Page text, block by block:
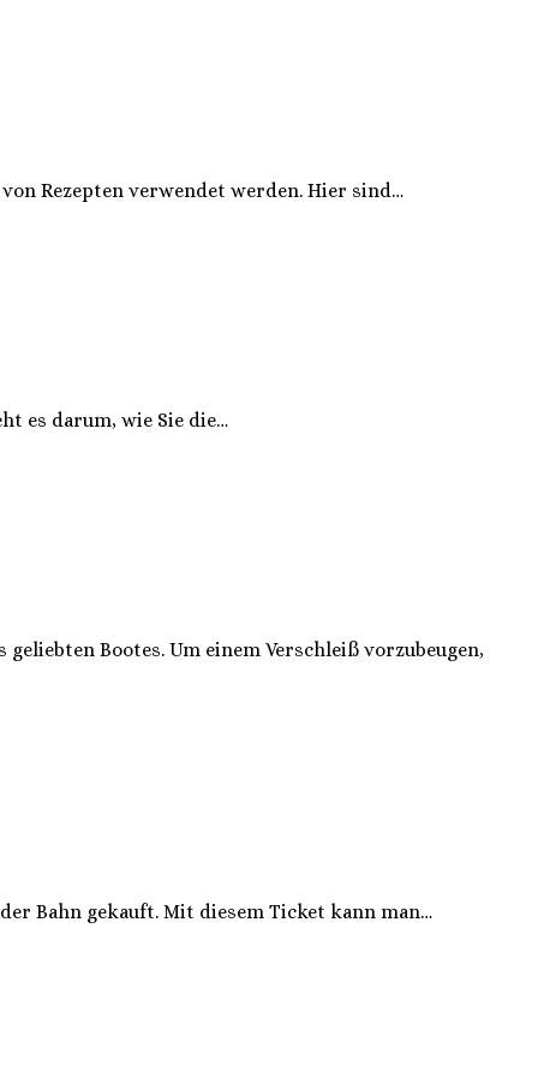
Rezepten verwendet werden. Hier sind…
es darum, wie Sie die…
Bootes. Um einem Verschleiß vorzubeugen,
Bahn gekauft. Mit diesem Ticket kann man…